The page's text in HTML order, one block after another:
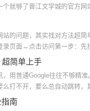
就够了晋江文学城的官方网
的问题，其实找对方法超
录页面→点击访问第一步：先
简单上手
用普通Google往往不够精
打不开，要么总自动跳转，
南